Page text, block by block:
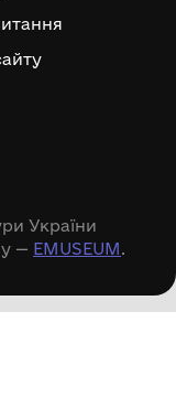
України
— EMUSEUM.